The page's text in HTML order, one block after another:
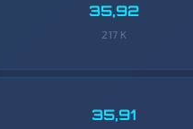
35,92
217 K
35,91